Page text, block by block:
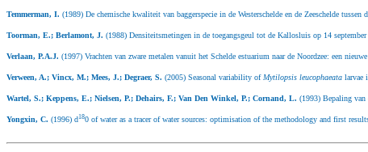
Temmerman, I. (1989) De chemische kwaliteit van baggerspecie in de Westerschelde en de Zeeschelde
Toorman, E.; Berlamont, J. (1988) Densiteitsmetingen in de toegangsgeul tot de Kallosluis op 14
Verlaan, P.A.J. (1997) Vrachten van zware metalen vanuit het Schelde estuarium naar de Noordzee: een
Verween, A.; Vincx, M.; Mees, J.; Degraer, S. (2005) Seasonal variability ofMytilopsis leucophaeata larvae
Wartel, S.; Keppens, E.; Nielsen, P.; Dehairs, F.; Van Den Winkel, P.; Cornand, L. (1993) Bepaling van
Yongxin, C. (1996) d180 of water as a tracer of water sources: optimisation of the methodology and first